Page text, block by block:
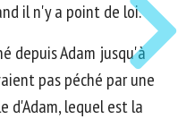
il n'y a point de loi.
depuis Adam jusqu'à
pas péché par une
d'Adam, lequel est la